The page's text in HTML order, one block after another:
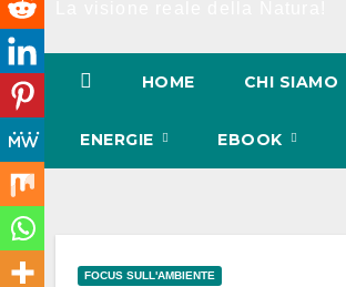
HOME CHI SIAMO
ENERGIE EBOOK
FOCUS SULL'AMBIENTE